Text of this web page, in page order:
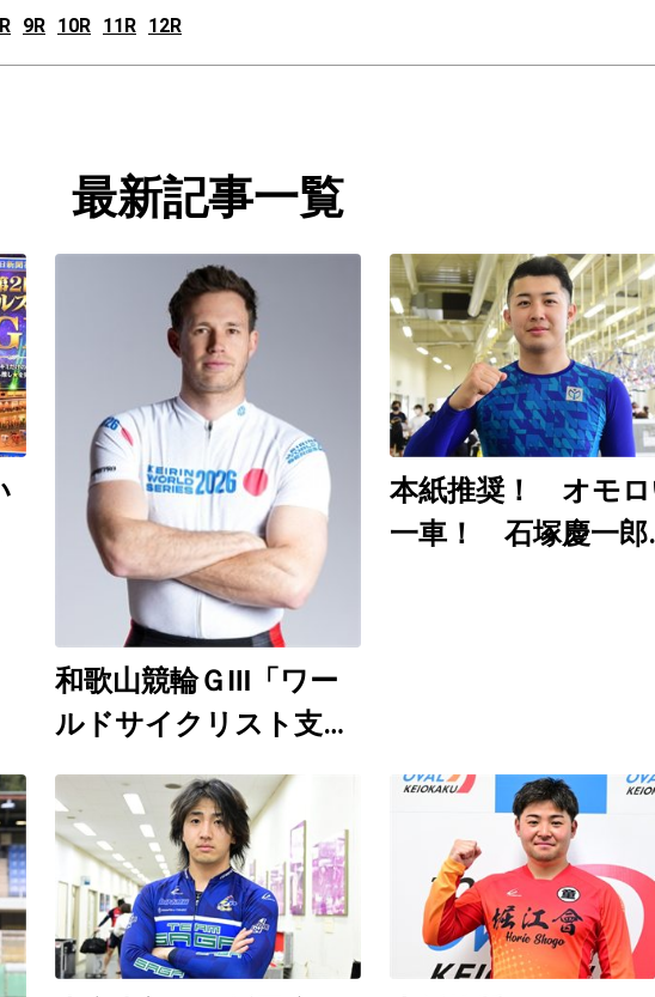
9R 10R 11R 12R
最新記事一覧
和歌山競輪ＧⅢ「ワー
ルドサイクリスト支援
競輪」8月6～9日開
催 日刊ゲンダイ
YouTubeチャンネルで
９日12時30分頃から予
想生配信
本紙推奨！ オモ
一車！ 石塚慶一郎